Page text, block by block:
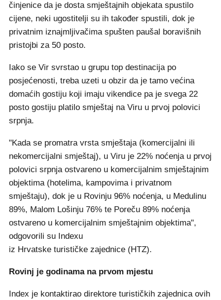
činjenice da je dosta smještajnih objekata spustilo
cijene, neki ugostitelji su ih također spustili, dok je
privatnim iznajmljivačima spušten paušal boravišnih
pristojbi za 50 posto.
Iako se Vir svrstao u grupu top destinacija po
posjećenosti, treba uzeti u obzir da je tamo većina
domaćih gostiju koji imaju vikendice pa je svega 22
posto gostiju platilo smještaj na Viru u prvoj polovici
srpnja.
"Kada se promatra vrsta smještaja (komercijalni ili
nekomercijalni smještaj), u Viru je 22% noćenja u prvoj
polovici srpnja ostvareno u komercijalnim smještajnim
objektima (hotelima, kampovima i privatnom
smještaju), dok je u Rovinju 96% noćenja, u Medulinu
89%, Malom Lošinju 76% te Poreču 89% noćenja
ostvareno u komercijalnim smještajnim objektima",
odgovorili su Indexu
iz Hrvatske turističke zajednice (HTZ).
Rovinj je godinama na prvom mjestu
Index je kontaktirao direktore turističkih zajednica ovih